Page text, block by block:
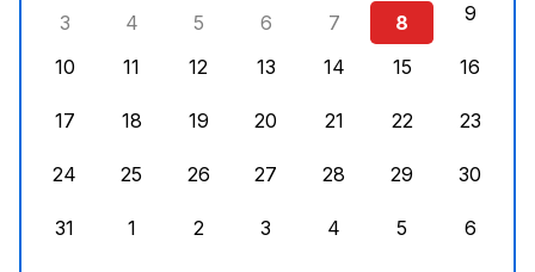
lunes, agosto 3, 2026
3
martes, agosto 4, 2026
4
miércoles, agosto 5, 2026
5
jueves, agosto 6, 2026
6
viernes, agosto 7,
7
sábado,
8 9
10
11
12
13
14
15
16
17
18
19
20
21
22
23
24
25
26
27
28
29
30
31
1
2
3
4
5
6